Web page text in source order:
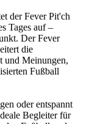
der Fever Pit'ch
Tages auf –
Der Fever
die
und Meinungen,
Fußball
oder entspannt
Begleiter für